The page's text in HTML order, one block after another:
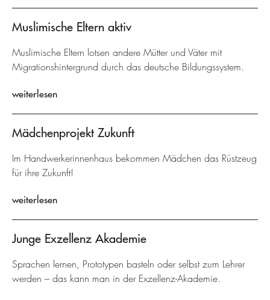
Muslimische Eltern aktiv
Muslimische Eltern lotsen andere Mütter und Väter mit
Migrationshintergrund durch das deutsche Bildungssystem.
weiterlesen
Mädchenprojekt Zukunft
Im Handwerkerinnenhaus bekommen Mädchen das Rüstzeug
für ihre Zukunft!
weiterlesen
Junge Exzellenz Akademie
Sprachen lernen, Prototypen basteln oder selbst zum Lehrer
werden – das kann man in der Exzellenz-Akademie.